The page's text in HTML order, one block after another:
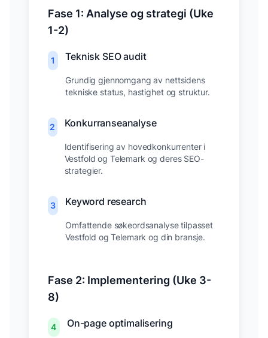
Fase 1: Analyse og strategi (Uke
1-2)
1 Teknisk SEO audit
Grundig gjennomgang av nettsidens
tekniske status, hastighet og struktur.
2 Konkurranseanalyse
Identifisering av hovedkonkurrenter i
Vestfold og Telemark og deres SEO-
strategier.
3 Keyword research
Omfattende søkeordsanalyse tilpasset
Vestfold og Telemark og din bransje.
Fase 2: Implementering (Uke 3-
8)
4 On-page optimalisering